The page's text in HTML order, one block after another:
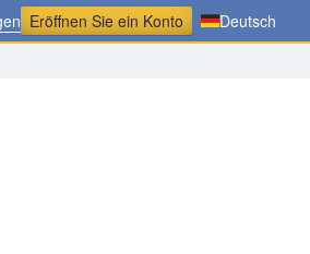
Eröffnen Sie ein Konto Deutsch